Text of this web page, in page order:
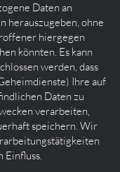
Daten an
herauszugeben, ohne
hiergegen
könnten. Es kann
werden, dass
Ihre auf
Daten zu
verarbeiten,
speichern. Wir
Einfluss.